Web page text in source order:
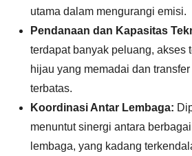
utama dalam mengurangi emisi.
Pendanaan dan Kapasitas
terdapat banyak peluang, akses
hijau yang memadai dan
terbatas.
Koordinasi Antar Lembaga:
menuntut sinergi antara
lembaga, yang kadang